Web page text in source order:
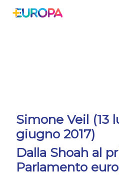
Simone Veil (13
giugno 2017)
Dalla Shoah al
Parlamento